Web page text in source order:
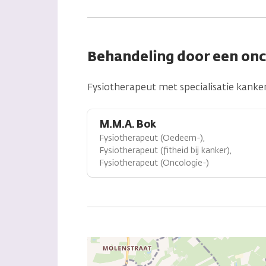
Behandeling door een
Fysiotherapeut met specialisatie
M.M.A. Bok
Fysiotherapeut (Oedeem-),
Fysiotherapeut (fitheid bij kanker),
Fysiotherapeut (Oncologie-)